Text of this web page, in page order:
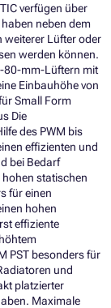
verfügen über
neben dem
weiterer Lüfter oder
werden können.
80-mm-Lüftern mit
Einbauhöhe von
Small Form
Die
des PWM bis
effizienten und
bei Bedarf
statischen
für einen
hohen
effiziente
PST besonders für
und
platzierter
Maximale